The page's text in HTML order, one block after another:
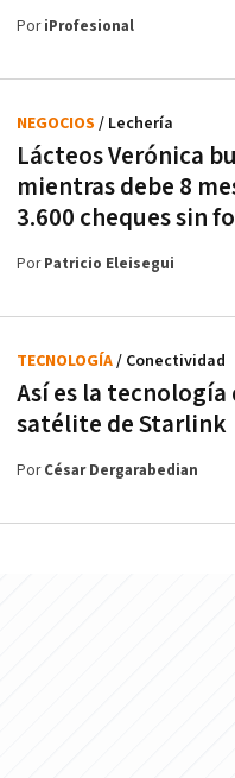
PoriProfesional
Lácteos Verónica
mientras debe 8
3.600 cheques sin
NEGOCIOS / Lechería
PorPatricio Eleisegui
Así es la
satélite de Starlink
TECNOLOGÍA/ Conectividad
PorCésar Dergarabedian